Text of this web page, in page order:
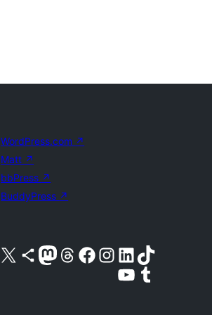
WordPress.com ↗
Matt ↗
bbPress ↗
BuddyPress ↗
X (旧 Twitter) アカウントへ Bluesky アカウントへ Mastodon アカウントへ Threads アカウントへ Facebook ページへ Instagram アカウントへ LinkedIn アカウントへTikTok アカウントへ
YouTube チャンネルへ Tumblr アカウントへ